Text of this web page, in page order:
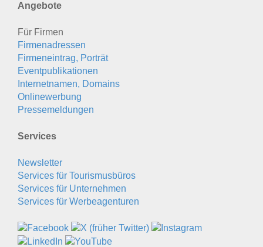
Angebote
Für Firmen
Firmenadressen
Firmeneintrag, Porträt
Eventpublikationen
Internetnamen, Domains
Onlinewerbung
Pressemeldungen
Services
Newsletter
Services für Tourismusbüros
Services für Unternehmen
Services für Werbeagenturen